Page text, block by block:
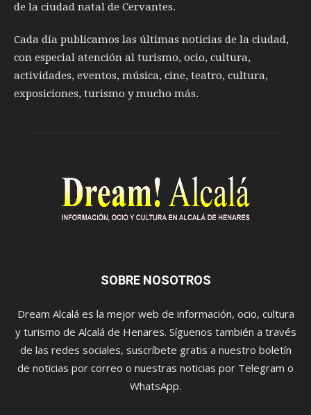
de la ciudad natal de Cervantes.
Cada día publicamos las últimas noticias de la ciudad,
con especial atención al turismo, ocio, cultura,
actividades, eventos, música, cine, teatro, cultura,
exposiciones, turismo y mucho más.
SOBRE NOSOTROS
Dream Alcalá es la mejor web de información, ocio, cultura
y turismo de Alcalá de Henares. Síguenos también a través
de las redes sociales, suscríbete gratis a nuestro boletín
de noticias por correo o nuestras noticias por Telegram o
WhatsApp.